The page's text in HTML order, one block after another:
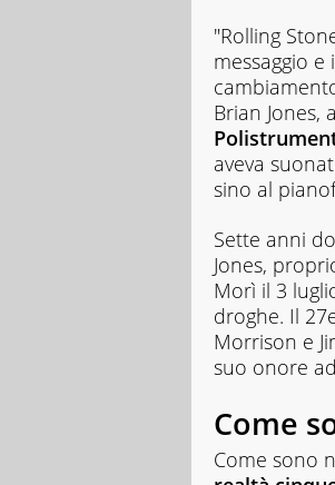
"Rolling
messaggio
Brian Jones,
aveva
sino al
Sette anni
Jones,
Morì il 3
droghe. Il
Morrison e
suo onore
Come
Come sono